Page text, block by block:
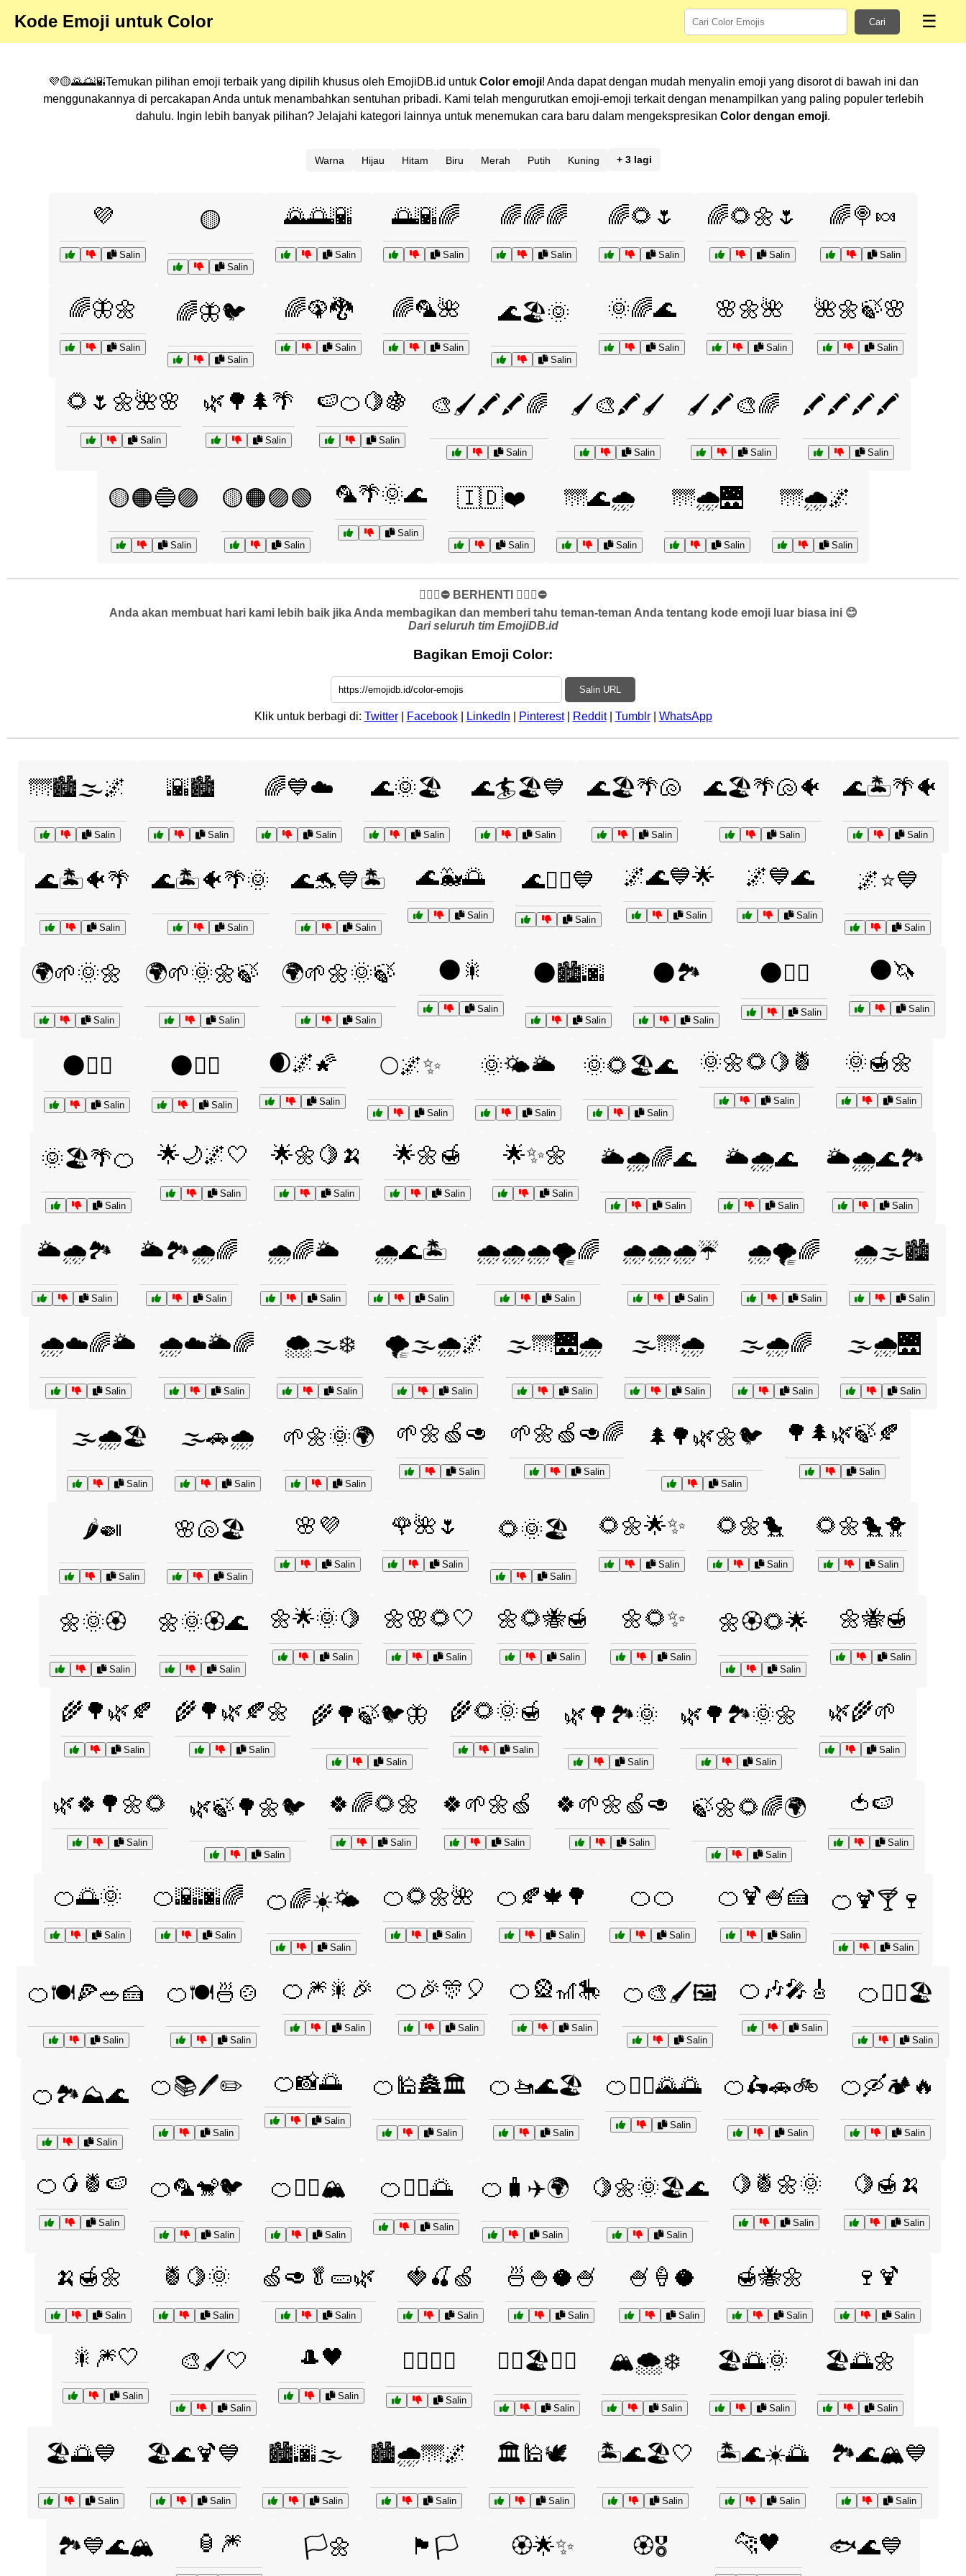
Kode Emoji untuk Color Cari ☰
💜🟡🌄🌅🌇Temukan pilihan emoji terbaik yang dipilih khusus oleh EmojiDB.id untuk Color emoji! Anda dapat dengan mudah menyalin emoji yang disorot di bawah ini dan
menggunakannya di percakapan Anda untuk menambahkan sentuhan pribadi. Kami telah mengurutkan emoji-emoji terkait dengan menampilkan yang paling populer terlebih
dahulu. Ingin lebih banyak pilihan? Jelajahi kategori lainnya untuk menemukan cara baru dalam mengekspresikan Color dengan emoji.
Warna Hijau Hitam Biru Merah Putih Kuning + 3 lagi
💜
Salin
🟡
Salin
🌄🌅🌇
Salin
🌅🌇🌈
Salin
🌈🌈🌈
Salin
🌈🌻🌷
Salin
🌈🌻🌼🌷
Salin
🌈🍭🍬
Salin
🌈🦋🌼
Salin
🌈🦋🐦
Salin
🌈🦚🐉
Salin
🌈🦜🌺
Salin
🌊🏖️🌞
Salin
🌞🌈🌊
Salin
🌸🌼🌺
Salin
🌺🌼🍃🌸
Salin
🌻🌷🌼🌺🌸
Salin
🌿🌳🌲🌴
Salin
🍉🍊🍋🍇
Salin
🎨🖌️🖍️🖍️🌈
Salin
🖌️🎨🖍️🖌️
Salin
🖌️🖍️🎨🌈
Salin
🖍️🖍️🖍️🖍️
Salin
🟡🟠🔵🟣
Salin
🟡🟠🟣🟢
Salin
🦜🌴🌞🌊
Salin
🇮🇩❤️
Salin
🌁🌊🌧️
Salin
🌁🌧️🌉
Salin
🌁🌧️🌌
Salin
✋🏻🛑⛔️ BERHENTI ✋🏻🛑⛔️
Anda akan membuat hari kami lebih baik jika Anda membagikan dan memberi tahu teman-teman Anda tentang kode emoji luar biasa ini 😊
Dari seluruh tim EmojiDB.id
Bagikan Emoji Color:
Salin URL
Klik untuk berbagi di: Twitter| Facebook| LinkedIn Pinterest| Reddit| Tumblr| WhatsApp
🌁🏙️🌫️🌌
Salin
🌇🏙️
Salin
🌈💙☁️
Salin
🌊🌞🏖️
Salin
🌊🏄🏖️💙
Salin
🌊🏖️🌴🐚
Salin
🌊🏖️🌴🐚🐠
Salin
🌊🏝️🌴🐠
Salin
🌊🏝️🐠🌴
Salin
🌊🏝️🐠🌴🌞
Salin
🌊🐬💙🏝️
Salin
🌊🐳🌅
Salin
🌊🚣‍♂️💙
Salin
🌌🌊💙🌟
Salin
🌌💙🌊
Salin
🌌⭐💙
Salin
🌍🌱🌞🌼
Salin
🌍🌱🌞🌼🍃
Salin
🌍🌱🌼🌞🍃
Salin
🌑🎇
Salin
🌑🏙️🌆
Salin
🌑🏞️
Salin
🌑🕵️‍♂️
Salin
🌑🦄
Salin
🌑🧙‍♂️
Salin
🌑🧛‍♂️
Salin
🌒🌌🌠
Salin
🌕🌌✨
Salin
🌞🌤️🌥️
Salin
🌞🌻🏖️🌊
Salin
🌞🌼🌻🍋🍍
Salin
🌞🍯🌼
Salin
🌞🏖️🌴🍊
Salin
🌟🌙🌌🤍
Salin
🌟🌼🍋🍌
Salin
🌟🌼🍯
Salin
🌟✨🌼
Salin
🌥️🌧️🌈🌊
Salin
🌥️🌧️🌊
Salin
🌥️🌧️🌊🏞️
Salin
🌥️🌧️🏞️
Salin
🌥️🏞️🌧️🌈
Salin
🌧️🌈🌥️
Salin
🌧️🌊🏝️
Salin
🌧️🌧️🌧️🌪️🌈
Salin
🌧️🌧️🌧️☔
Salin
🌧️🌪️🌈
Salin
🌧️🌫️🏙️
Salin
🌧️☁️🌈🌥️
Salin
🌧️☁️🌥️🌈
Salin
🌨️🌫️❄️
Salin
🌪️🌫️🌧️🌌
Salin
🌫️🌁🌉🌧️
Salin
🌫️🌁🌧️
Salin
🌫️🌧️🌈
Salin
🌫️🌧️🌉
Salin
🌫️🌧️🏖️
Salin
🌫️🚗🌧️
Salin
🌱🌼🌞🌍
Salin
🌱🌼🍏🥑
Salin
🌱🌼🍏🥑🌈
Salin
🌲🌳🌿🌼🐦
Salin
🌳🌲🌿🍃🍂
Salin
🌶️🍛
Salin
🌸🐚🏖️
Salin
🌸💜
Salin
🌹🌺🌷
Salin
🌻🌞🏖️
Salin
🌻🌼🌟✨
Salin
🌻🌼🐤
Salin
🌻🌼🐤🐥
Salin
🌼🌞🏵️
Salin
🌼🌞🏵️🌊
Salin
🌼🌟🌞🍋
Salin
🌼🌸🌻🤍
Salin
🌼🌻🐝🍯
Salin
🌼🌻✨
Salin
🌼🏵️🌻🌟
Salin
🌼🐝🍯
Salin
🌾🌳🌿🍂
Salin
🌾🌳🌿🍂🌼
Salin
🌾🌳🍃🐦🦋
Salin
🌾🌻🌞🍯
Salin
🌿🌳🏞️🌞
Salin
🌿🌳🏞️🌞🌼
Salin
🌿🌾🌱
Salin
🌿🍀🌳🌼🌻
Salin
🌿🍃🌳🌼🐦
Salin
🍀🌈🌻🌼
Salin
🍀🌱🌼🍏
Salin
🍀🌱🌼🍏🥑
Salin
🍃🌼🌻🌈🌍
Salin
🍅🍉
Salin
🍊🌅🌞
Salin
🍊🌇🌆🌈
Salin
🍊🌈☀️🌤️
Salin
🍊🌻🌼🌺
Salin
🍊🍂🍁🌳
Salin
🍊🍊
Salin
🍊🍹🍧🍰
Salin
🍊🍹🍸🍷
Salin
🍊🍽️🍕🥗🍰
Salin
🍊🍽️🍜🍲
Salin
🍊🎆🎇🎉
Salin
🍊🎉🎊🎈
Salin
🍊🎡🎢🎠
Salin
🍊🎨🖌️🖼️
Salin
🍊🎶🎤🎸
Salin
🍊🏄‍♂️🏖️
Salin
🍊🏞️⛰️🌊
Salin
🍊📚🖊️✏️
Salin
🍊📸🌅
Salin
🍊🕌🏯🏛️
Salin
🍊🚤🌊🏖️
Salin
🍊🚴‍♀️🌄🌅
Salin
🍊🛵🚗🚲
Salin
🍊🛶🏕️🔥
Salin
🍊🥭🍍🍉
Salin
🍊🦜🐒🐦
Salin
🍊🧗‍♂️🏔️
Salin
🍊🧘‍♀️🌅
Salin
🍊🧳✈️🌍
Salin
🍋🌼🌞🏖️🌊
Salin
🍋🍍🌼🌞
Salin
🍋🍯🍌
Salin
🍌🍯🌼
Salin
🍍🍋🌞
Salin
🍏🥑🥬🥒🌿
Salin
🍓🍒🍏
Salin
🍜🍚🥥🍧
Salin
🍧🍦🥥
Salin
🍯🐝🌼
Salin
🍷🍹
Salin
🎇🎆🤍
Salin
🎨🖌️🤍
Salin
🎩🖤
Salin
🏄‍♀️🌊💙
Salin
🏄‍♀️🏖️🌊💙
Salin
🏔️🌨️❄️
Salin
🏖️🌅🌞
Salin
🏖️🌅🌼
Salin
🏖️🌅💙
Salin
🏖️🌊🍹💙
Salin
🏙️🌆🌫️
Salin
🏙️🌧️🌁🌌
Salin
🏛️🕌🕊️
Salin
🏝️🌊🏖️🤍
Salin
🏝️🌊☀️🌅
Salin
🏞️🌊🏔️💙
Salin
🏞️💙🌊🏔️ 🏮🎆 🏳️🌼 🏴🏳️ 🏵️🌟✨ 🏵️🎖️ 🐆🖤 🐟🌊💙